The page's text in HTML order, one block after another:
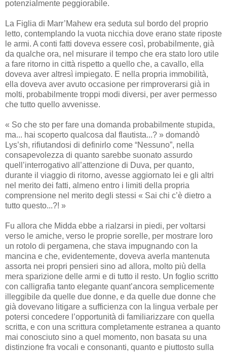
potenzialmente peggiorabile.
La Figlia di Marr’Mahew era seduta sul bordo del proprio
letto, contemplando la vuota nicchia dove erano state riposte
le armi. A conti fatti doveva essere così, probabilmente, già
da qualche ora, nel misurare il tempo che era stato loro utile
a fare ritorno in città rispetto a quello che, a cavallo, ella
doveva aver altresì impiegato. E nella propria immobilità,
ella doveva aver avuto occasione per rimproverarsi già in
molti, probabilmente troppi modi diversi, per aver permesso
che tutto quello avvenisse.
« So che sto per fare una domanda probabilmente stupida,
ma... hai scoperto qualcosa dal flautista...? » domandò
Lys’sh, rifiutandosi di definirlo come “Nessuno”, nella
consapevolezza di quanto sarebbe suonato assurdo
quell’interrogativo all’attenzione di Duva, per quanto,
durante il viaggio di ritorno, avesse aggiornato lei e gli altri
nel merito dei fatti, almeno entro i limiti della propria
comprensione nel merito degli stessi « Sai chi c’è dietro a
tutto questo...?! »
Fu allora che Midda ebbe a rialzarsi in piedi, per voltarsi
verso le amiche, verso le proprie sorelle, per mostrare loro
un rotolo di pergamena, che stava impugnando con la
mancina e che, evidentemente, doveva averla mantenuta
assorta nei propri pensieri sino ad allora, molto più della
mera sparizione delle armi e di tutto il resto. Un foglio scritto
con calligrafia tanto elegante quant’ancora semplicemente
illeggibile da quelle due donne, e da quelle due donne che
già dovevano litigare a sufficienza con la lingua verbale per
potersi concedere l’opportunità di familiarizzare con quella
scritta, e con una scrittura completamente estranea a quanto
mai conosciuto sino a quel momento, non basata su una
distinzione fra vocali e consonanti, quanto e piuttosto sulla